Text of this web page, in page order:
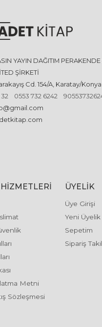
YAYIN DAĞITIM
ŞİRKETİ
Cd. 154/A, Karatay/Konya
0553 732 6242
Metni
Sözleşmesi
ÜYELIK
Üye Girişi
Yeni Üyelik
Sepetim
Sipariş